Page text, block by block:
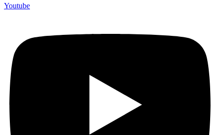
Youtube